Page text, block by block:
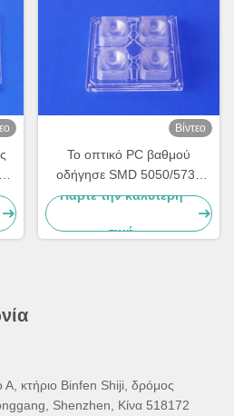
Βίντεο
Το οπτικό PC βαθμού
οδήγησε SMD 5050/5730
των οδηγήσεων φακών
90x90 4 λαμπτήρων για τον
υψηλό φωτισμό κόλπων
Πάρτε την καλύτερη
τιμή
Α, κτήριο Binfen Shiji, δρόμος
Shenzhen, Κίνα 518172